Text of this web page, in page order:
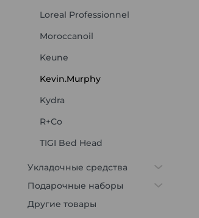
Loreal Professionnel
Moroccanoil
Keune
Kevin.Murphy
Kydra
R+Co
TIGI Bed Head
Укладочные средства
Подарочные наборы
Другие товары